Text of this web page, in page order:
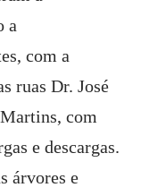
a
com a
ruas Dr. José
com
e descargas.
árvores e